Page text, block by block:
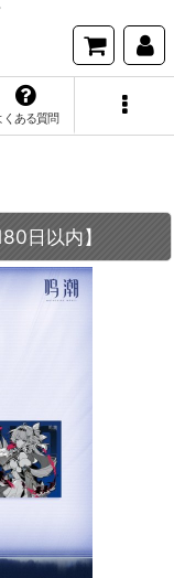
くある質問
日以内】